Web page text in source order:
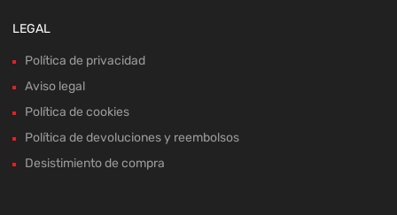
LEGAL
Política de privacidad
Aviso legal
Política de cookies
Política de devoluciones y reembolsos
Desistimiento de compra